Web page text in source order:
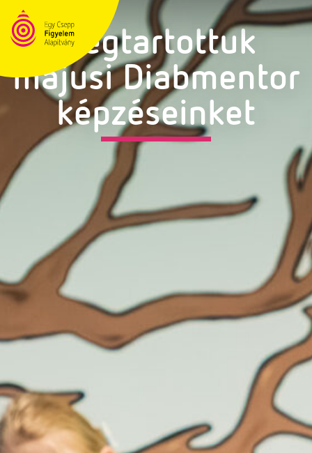
Megtartottuk
májusi Diabmentor
képzéseinket